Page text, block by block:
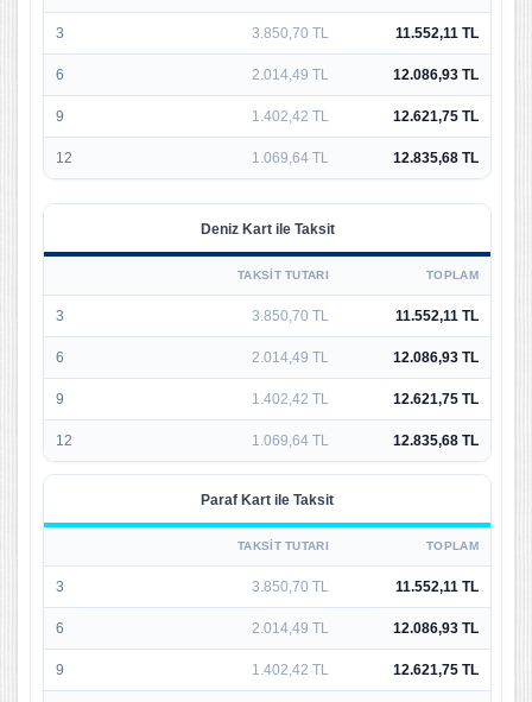
3 3.850,70 TL 11.552,11 TL
6 2.014,49 TL 12.086,93 TL
9 1.402,42 TL 12.621,75 TL
12 1.069,64 TL 12.835,68 TL
Deniz Kart ile Taksit
TAKSIT TUTARI TOPLAM
3 3.850,70 TL 11.552,11 TL
6 2.014,49 TL 12.086,93 TL
9 1.402,42 TL 12.621,75 TL
12 1.069,64 TL 12.835,68 TL
Paraf Kart ile Taksit
TAKSIT TUTARI TOPLAM
3 3.850,70 TL 11.552,11 TL
6 2.014,49 TL 12.086,93 TL
9 1.402,42 TL 12.621,75 TL